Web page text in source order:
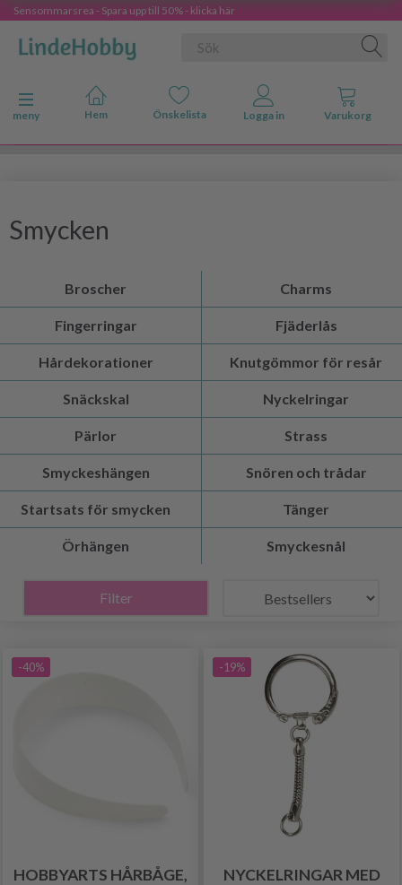
Sensommarsrea - Spara upp till 50% - klicka här
Ändra navigering
meny
Smycken
Broscher Charms
Fingerringar Fjäderlås
Hårdekorationer Knutgömmor för resår
Snäckskal Nyckelringar
Pärlor Strass
Smyckeshängen Snören och trådar
Startsats för smycken Tänger
Örhängen Smyckesnål
Filter
-40%
HOBBYARTS HÅRBÅGE,
-19%
NYCKELRINGAR MED